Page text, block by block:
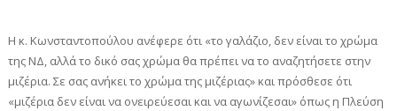
Η κ. Κωνσταντοπούλου ανέφερε ότι «το γαλάζιο, δεν είναι το χρώμα
της ΝΔ, αλλά το δικό σας χρώμα θα πρέπει να το αναζητήσετε στην
μιζέρια. Σε σας ανήκει το χρώμα της μιζέριας» και πρόσθεσε ότι
«μιζέρια δεν είναι να ονειρεύεσαι και να αγωνίζεσαι» όπως η Πλεύση